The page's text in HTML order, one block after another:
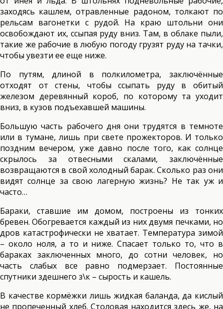
заходясь кашлем, отравленные радоном, толкают по
рельсам вагонетки с рудой. На краю штольни они
освобождают их, ссыпая руду вниз. Там, в облаке пыли,
такие же рабочие в любую погоду грузят руду на тачки,
чтобы увезти ее еще ниже.
По путям, длиной в полкилометра, заключённые
отходят от стены, чтобы ссыпать руду в обитый
железом деревянный короб, по которому та уходит
вниз, в кузов подъехавшей машины.
Большую часть рабочего дня они трудятся в темноте
или в тумане, лишь при свете прожекторов. И только
поздним вечером, уже давно после того, как солнце
скрылось за отвесными скалами, заключённые
возвращаются в свой холодный барак. Сколько раз они
видят солнце за свою лагерную жизнь? Не так уж и
часто…
Бараки, ставшие им домом, построены из тонких
бревен. Обогревается каждый из них двумя печками, но
дров катастрофически не хватает. Температура зимой
– около ноля, а то и ниже. Спасает только то, что в
бараках заключенных много, до сотни человек, но
часть слабых все равно подмерзает. Постоянные
спутники здешнего з\к – сырость и кашель.
В качестве кормёжки лишь жидкая баланда, да кислый
не пропеченный хлеб. Столовая находится здесь же, на